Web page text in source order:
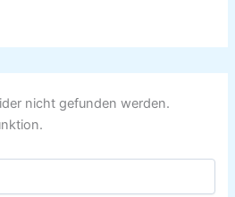
nicht gefunden werden.